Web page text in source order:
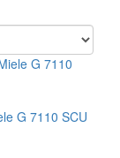
G 7110 SCU